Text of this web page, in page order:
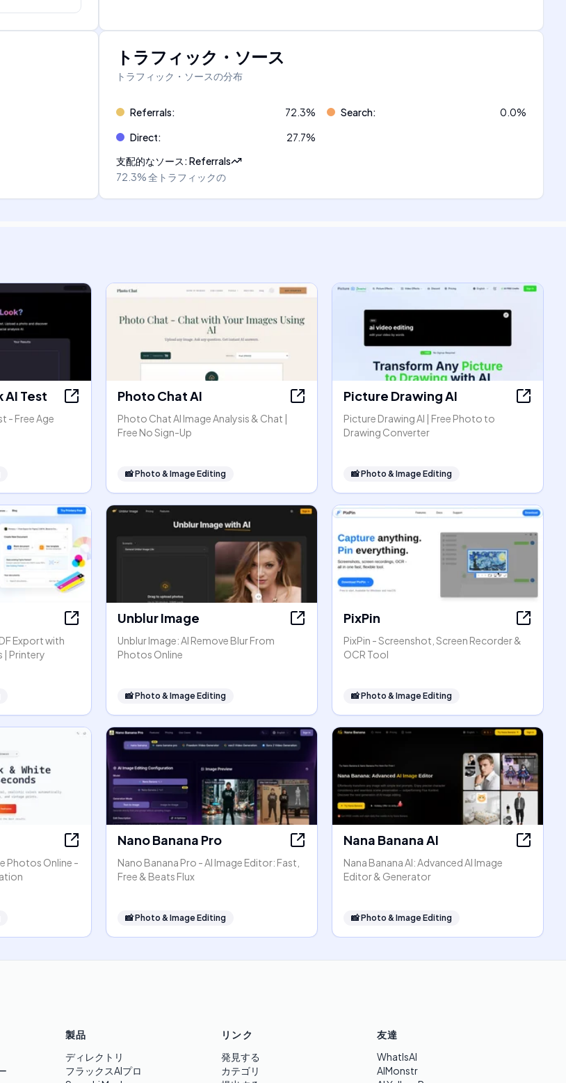
トラフィック・ソース
トラフィック・ソースの分布
Referrals: 72.3% Search: 0.0%
Direct: 27.7%
支配的なソース:Referrals
72.3%全トラフィックの
AI Test
- Free Age
Photo Chat AI
Photo Chat AI Image Analysis & Chat |
Free No Sign-Up
📸Photo & Image Editing
Picture Drawing AI
Picture Drawing AI | Free Photo to
Drawing Converter
📸Photo & Image Editing
Export with
| Printery
Unblur Image
Unblur Image: AI Remove Blur From
Photos Online
📸Photo & Image Editing
PixPin
PixPin - Screenshot, Screen Recorder &
OCR Tool
📸Photo & Image Editing
Photos Online -
Nano Banana Pro
Nano Banana Pro - AI Image Editor: Fast,
Free & Beats Flux
📸Photo & Image Editing
Nana Banana AI
Nana Banana AI: Advanced AI Image
Editor & Generator
📸Photo & Image Editing
製品
ディレクトリ
フラックスAIプロ
リンク
発見する
カテゴリ
友達
WhatIsAI
AIMonstr